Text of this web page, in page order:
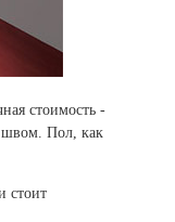
стоимость -
швом. Пол, как
стоит